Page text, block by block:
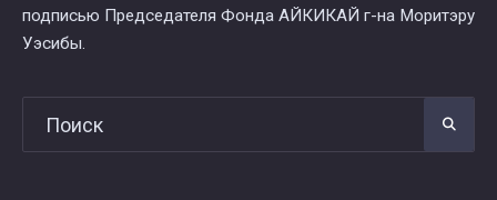
подписью Председателя Фонда АЙКИКАЙ г-на Моритэру
Уэсибы.